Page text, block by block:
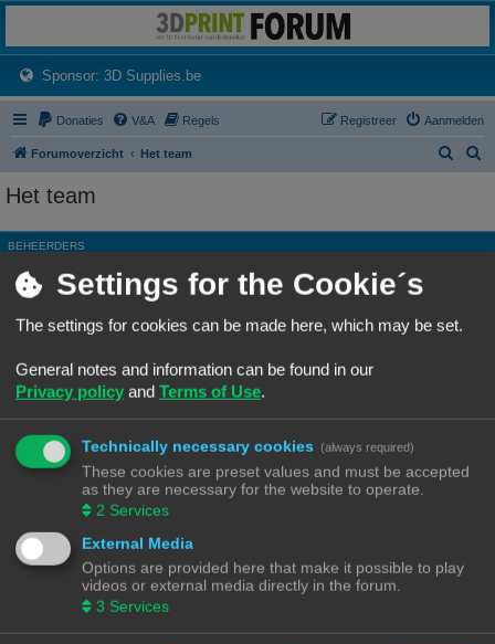
Het 3D print forum van de Benelux na de sluiting van 3dprintforum.nl
Sponsor: 3D Supplies.be(Opens a new tab)
Donaties V&A Regels Aanmelden
Registreer
Forumoverzicht Het team
k
k
Het team
BEHEERDERS
Rang, Gebruikersnaam Site Admin Ch3vr0n
Moderator
Alle forums
ALGEMENE MODERATORS
Geen leden gevonden met deze zoekcriteria.
Ga naar
Forumoverzicht
© Copyright
! - 3dprintforum.eu
Alle Rechten Voorbehouden
Settings for the Cookie´s
The settings for cookies can be made here, which may be set.
General notes and information can be found in our
Privacy policy and Terms of Use.
Technically necessary cookies (always required)
These cookies are preset values and must be accepted
as they are necessary for the website to operate.
2 Services
External Media
Options are provided here that make it possible to play
videos or external media directly in the forum.
3 Services